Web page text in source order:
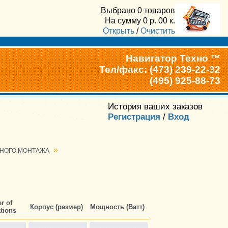
Выбрано 0 товаров
На сумму 0 р. 00 к.
Открыть /Очистить
Навигатор Техно ™
Тел/факс: (473) 239-22-32
(495) 925-88-73
История ваших заказов
Регистрация / Вход
МОНТАЖА »
of
Корпус (размер) Мощность (Ватт)